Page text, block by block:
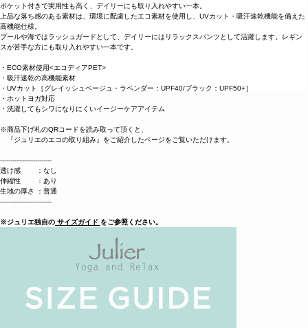
ポケット付きで実用性も高く、デイリーにも取り入れやすい一本。
上品な落ち感のある素材は、環境に配慮したエコ素材を使用し、UVカット・吸汗速乾機能を備えた
高機能仕様。
プールや海ではラッシュガードとして、デイリーにはリラックスパンツとして活躍します。レギン
スが苦手な方にも取り入れやすい一本です。
・ECO素材使用<エコディアPET>
・吸汗速乾の高機能素材
・UVカット［グレイッシュベージュ・ラベンダー：UPF40/ブラック：UPF50+］
・ホットヨガ対応
・洗濯してもシワになりにくいイージーケアアイテム
※商品下げ札のQRコードを読み取って頂くと、
『ジュリエのエコの取り組み』をご紹介したページをご覧いただけます。
-------------------------
透け感 ：なし
伸縮性 ：あり
生地の厚さ ：普通
-------------------------
※ジュリエ独自のサイズガイド をご参照ください。